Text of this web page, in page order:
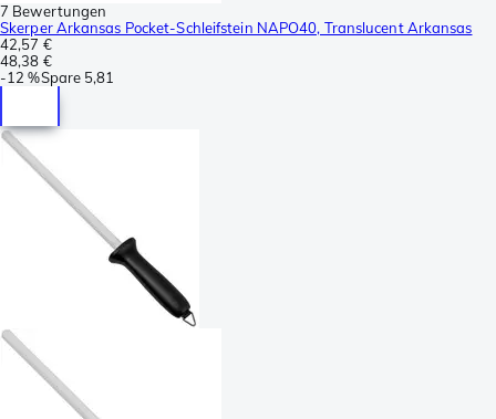
7 Bewertungen
Skerper Arkansas Pocket-Schleifstein NAPO40, Translucent Arkansas
42,57 €
48,38 €
-12 %Spare 5,81